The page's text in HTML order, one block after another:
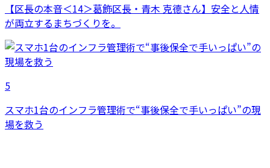
【区長の本音＜14＞葛飾区長・青木 克德さん】安全と人情
が両立するまちづくりを。
5
スマホ1台のインフラ管理術で“事後保全で手いっぱい”の現
場を救う